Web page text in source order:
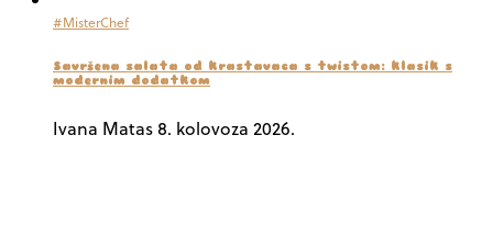
#MisterChef
Savršena salata od krastavaca s twistom: klasik s
modernim dodatkom
Ivana Matas 8. kolovoza 2026.